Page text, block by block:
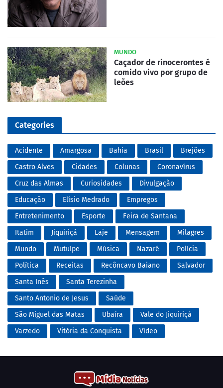
MUNDO
Caçador de rinocerontes é
comido vivo por grupo de
leões
Categories
Acidente Amargosa Bahia Brasil
Brejões
Castro Alves
Cidades Colunas
Coronavírus
Cruz das Almas
Curiosidades
Divulgação
Educação
Elísio Medrado
Empregos
Entretenimento
Esporte
Feira de Santana
Itatim
Jiquiriçá Laje Mensagem
Milagres
Mundo
Mutuípe Música Nazaré
Polícia
Política
Receitas Recôncavo Baiano
Salvador
Santa Inês
Santa Terezinha
Santo Antonio de Jesus
Saúde
São Miguel das Matas
Ubaíra
Vale do Jiquiriçá
Varzedo
Vitória da Conquista Vídeo